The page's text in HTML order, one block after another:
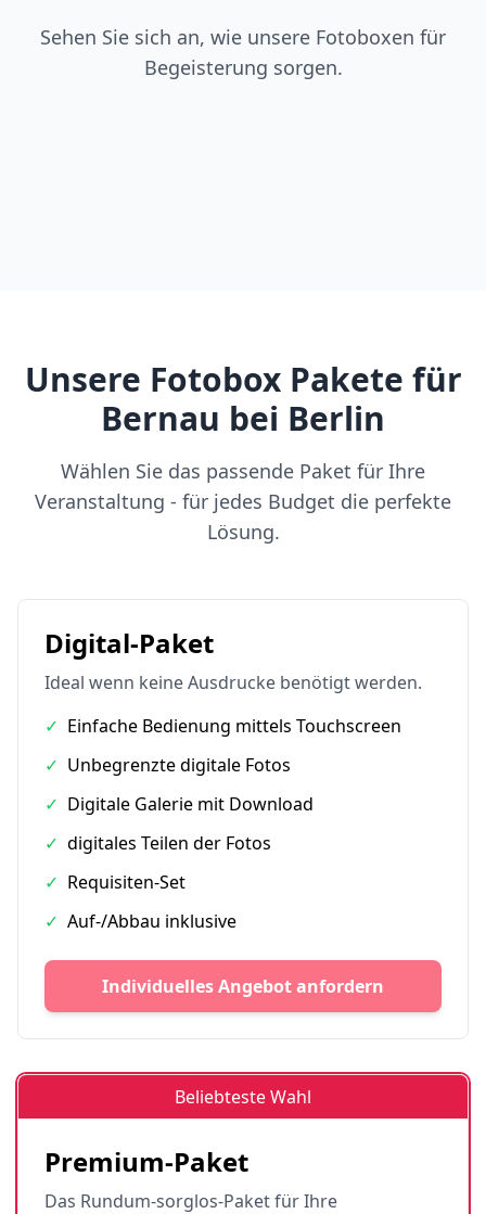
Sehen Sie sich an, wie unsere Fotoboxen für
Begeisterung sorgen.
Unsere Fotobox Pakete für
Bernau bei Berlin
Wählen Sie das passende Paket für Ihre
Veranstaltung - für jedes Budget die perfekte
Lösung.
Digital-Paket
Ideal wenn keine Ausdrucke benötigt werden.
✓ Einfache Bedienung mittels Touchscreen
✓ Unbegrenzte digitale Fotos
✓ Digitale Galerie mit Download
✓ digitales Teilen der Fotos
✓ Requisiten-Set
✓ Auf-/Abbau inklusive
Individuelles Angebot anfordern
Beliebteste Wahl
Premium-Paket
Das Rundum-sorglos-Paket für Ihre